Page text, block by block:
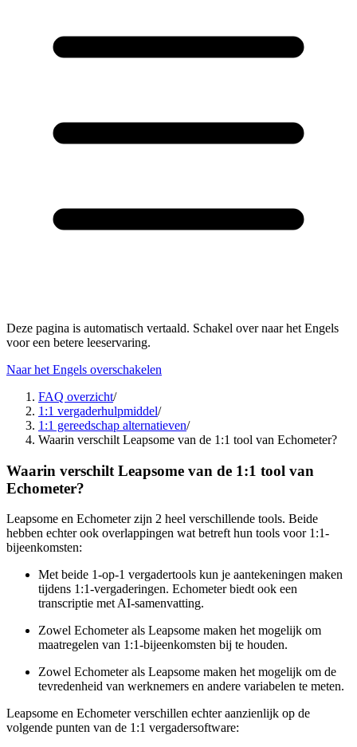
Deze pagina is automatisch vertaald. Schakel over naar het Engels
voor een betere leeservaring.
Naar het Engels overschakelen
FAQ overzicht/
1:1 vergaderhulpmiddel/
1:1 gereedschap alternatieven/
Waarin verschilt Leapsome van de 1:1 tool van Echometer?
Waarin verschilt Leapsome van de 1:1 tool van
Echometer?
Leapsome en Echometer zijn 2 heel verschillende tools. Beide
hebben echter ook overlappingen wat betreft hun tools voor 1:1-
bijeenkomsten:
Met beide 1-op-1 vergadertools kun je aantekeningen maken
tijdens 1:1-vergaderingen. Echometer biedt ook een
transcriptie met AI-samenvatting.
Zowel Echometer als Leapsome maken het mogelijk om
maatregelen van 1:1-bijeenkomsten bij te houden.
Zowel Echometer als Leapsome maken het mogelijk om de
tevredenheid van werknemers en andere variabelen te meten.
Leapsome en Echometer verschillen echter aanzienlijk op de
volgende punten van de 1:1 vergadersoftware: